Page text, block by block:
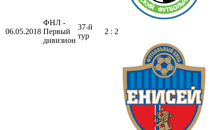
06.05.2018
ФНЛ -
Первый
дивизион
37-й
тур
2 : 2